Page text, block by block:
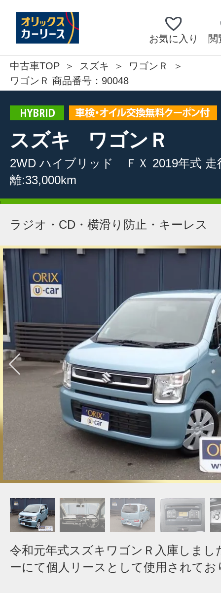
お気に入り 閲
中古車TOP スズキ
ワゴンＲ
ワゴンＲ 商品番号：90048
スズキ ワゴンＲ
2WD ハイブリッド ＦＸ 2019年式 走
離:33,000km
ラジオ・CD・横滑り防止・キーレス
令和元年式スズキワゴンＲ入庫しまし
ーにて個人リースとして使用されてお